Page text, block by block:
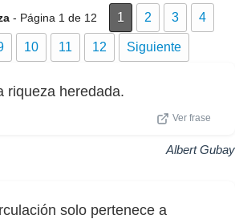
- Página 1 de 12 1 2 3 4
10 11 12 Siguiente
riqueza heredada.
Ver frase
Albert Gubay
solo pertenece a